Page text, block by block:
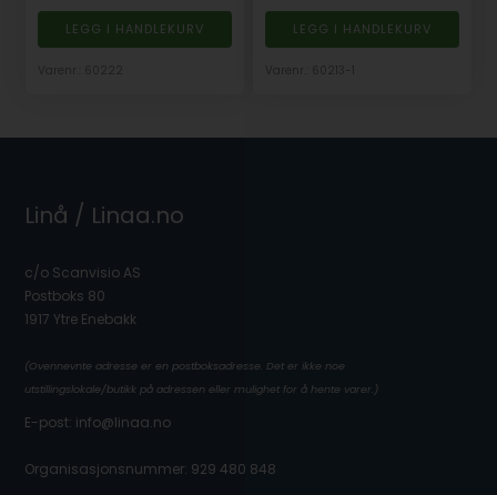
Linå / Linaa.no
c/o Scanvisio AS
Postboks 80
1917 Ytre Enebakk
(Ovennevnte adresse er en postboksadresse. Det er ikke noe
utstillingslokale/butikk på adressen eller mulighet for å hente varer.)
E-post: info@linaa.no
Organisasjonsnummer: 929 480 848